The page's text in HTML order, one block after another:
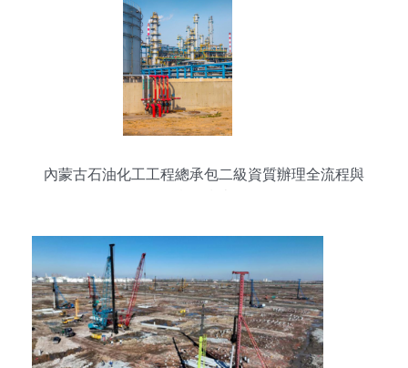
內蒙古石油化工工程總承包二級資質辦理全流程與